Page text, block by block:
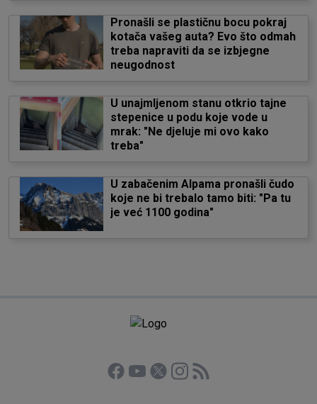
Pronašli se plastičnu bocu pokraj
kotača vašeg auta? Evo što odmah
treba napraviti da se izbjegne
neugodnost
U unajmljenom stanu otkrio tajne
stepenice u podu koje vode u
mrak: "Ne djeluje mi ovo kako
treba"
U zabačenim Alpama pronašli čudo
koje ne bi trebalo tamo biti: "Pa tu
je već 1100 godina"